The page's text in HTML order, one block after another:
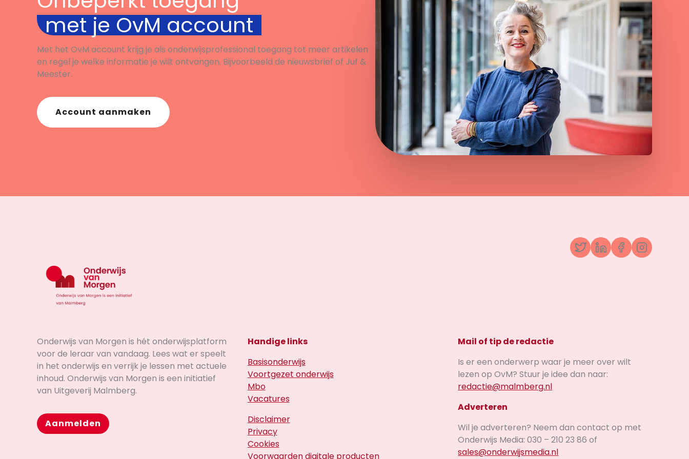
bespreekt deze met een
medeleerling.
waarom het belangrijk is om
open te staan voor andere
culturen.
met je OvM account
Met het OvM account krijg je als onderwijsprofessional toegang tot meer artikelen
en regel je welke informatie je wilt ontvangen. Bijvoorbeeld de nieuwsbrief of Juf &
Meester.
Account aanmaken
TwitterLinkedInFacebook
Onderwijs van Morgen is hét onderwijsplatform
voor de leraar van vandaag. Lees wat er speelt
in het onderwijs en verrijk je lessen met actuele
inhoud. Onderwijs van Morgen is een initiatief
van Uitgeverij Malmberg.
Aanmelden
Handige links
Basisonderwijs
Voortgezet onderwijs
Mbo
Vacatures
Disclaimer
Privacy
Cookies
Voorwaarden digitale producten
Mail of tip de redactie
Is er een onderwerp waar je meer over wilt
lezen op OvM? Stuur je idee dan naar:
redactie@malmberg.nl
Adverteren
Wil je adverteren? Neem dan contact op met
Onderwijs Media: 030 – 210 23 86 of
sales@onderwijsmedia.nl